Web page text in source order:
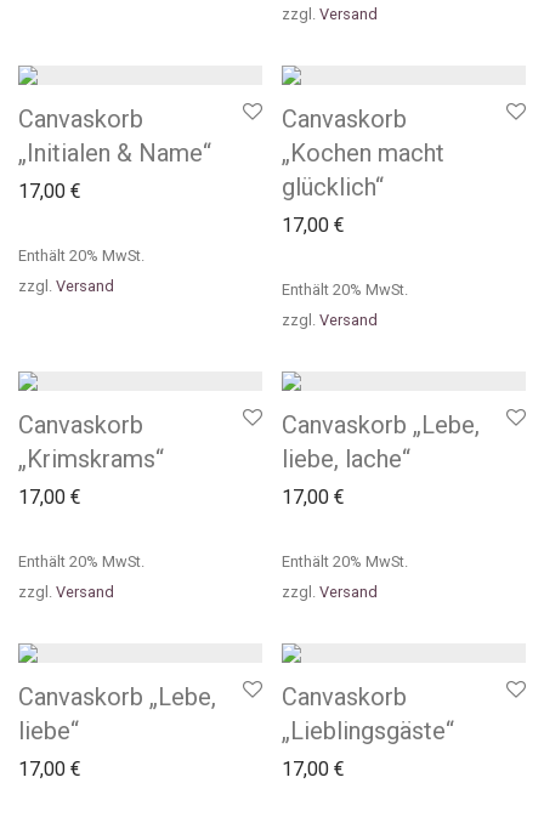
zzgl. Versand
Canvaskorb
„Initialen & Name“
17,00 €
Enthält 20% MwSt.
zzgl. Versand
Canvaskorb
„Kochen macht
glücklich“
17,00 €
Enthält 20% MwSt.
zzgl. Versand
Canvaskorb
„Krimskrams“
17,00 €
Enthält 20% MwSt.
zzgl. Versand
Canvaskorb „Lebe,
liebe, lache“
17,00 €
Enthält 20% MwSt.
zzgl. Versand
Canvaskorb „Lebe,
liebe“
17,00 €
Canvaskorb
„Lieblingsgäste“
17,00 €